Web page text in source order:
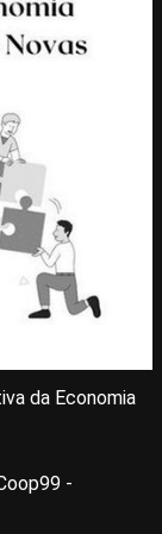
da Economia
-